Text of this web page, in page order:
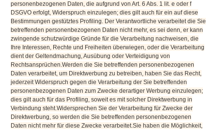
personenbezogenen Daten, die aufgrund von Art. 6 Abs. 1 lit. e oder f
DSGVO erfolgt, Widerspruch einzulegen; dies gilt auch für ein auf diese
Bestimmungen gestütztes Profiling. Der Verantwortliche verarbeitet die Sie
betreffenden personenbezogenen Daten nicht mehr, es sei denn, er kann
zwingende schutzwürdige Gründe für die Verarbeitung nachweisen, die
Ihre Interessen, Rechte und Freiheiten überwiegen, oder die Verarbeitung
dient der Geltendmachung, Ausübung oder Verteidigung von
Rechtsansprüchen.Werden die Sie betreffenden personenbezogenen
Daten verarbeitet, um Direktwerbung zu betreiben, haben Sie das Recht,
jederzeit Widerspruch gegen die Verarbeitung der Sie betreffenden
personenbezogenen Daten zum Zwecke derartiger Werbung einzulegen;
dies gilt auch für das Profiling, soweit es mit solcher Direktwerbung in
Verbindung steht.Widersprechen Sie der Verarbeitung für Zwecke der
Direktwerbung, so werden die Sie betreffenden personenbezogenen
Daten nicht mehr für diese Zwecke verarbeitet.Sie haben die Möglichkeit,